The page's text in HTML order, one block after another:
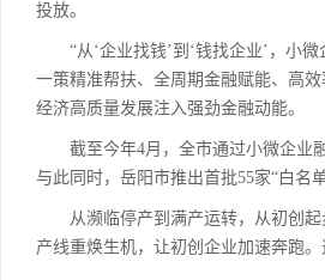
投放。
“从‘企业找钱’到‘钱找企业’，小微
一策精准帮扶、全周期金融赋能、高
经济高质量发展注入强劲金融动能。
截至今年4月，全市通过小微企业融
与此同时，岳阳市推出首批55家“白名
从濒临停产到满产运转，从初创起
产线重焕生机，让初创企业加速奔跑